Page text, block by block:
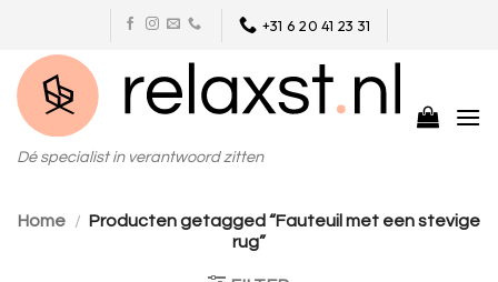
content
+31 6 20 41 23 31
Dé specialist in verantwoord zitten
Home / Producten getagged “Fauteuil met een stevige
rug”